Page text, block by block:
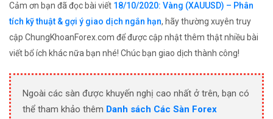
Cảm ơn bạn đã đọc bài viết 18/10/2020: Vàng (XAUUSD) – Phân
tích kỹ thuật & gợi ý giao dịch ngắn hạn, hãy thường xuyên truy
cập ChungKhoanForex.com để được cập nhật thêm thật nhiều bài
viết bổ ích khác nữa bạn nhé! Chúc bạn giao dịch thành công!
Ngoài các sàn được khuyến nghị cao nhất ở trên, bạn có
thể tham khảo thêm Danh sách Các Sàn Forex